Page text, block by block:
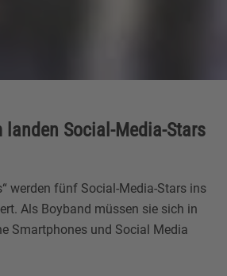
landen Social-Media-Stars
werden fünf Social-Media-Stars ins
Als Boyband müssen sie sich in
Smartphones und Social Media